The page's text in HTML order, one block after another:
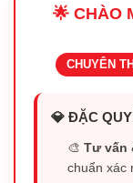
🌟 CHÀO
CHUYÊN
💎 ĐẶC
🎨Tư vấn
chuẩn xác